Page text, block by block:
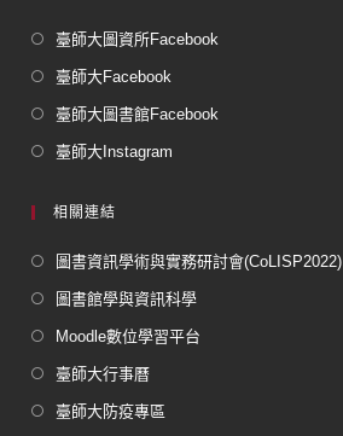
臺師大圖資所Facebook
臺師大Facebook
臺師大圖書館Facebook
臺師大Instagram
相關連結
圖書資訊學術與實務研討會(CoLISP2022)
圖書館學與資訊科學
Moodle數位學習平台
臺師大行事曆
臺師大防疫專區